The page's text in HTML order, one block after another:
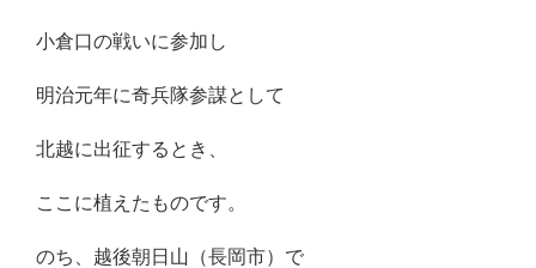
小倉口の戦いに参加し
明治元年に奇兵隊参謀として
北越に出征するとき、
ここに植えたものです。
のち、越後朝日山（長岡市）で